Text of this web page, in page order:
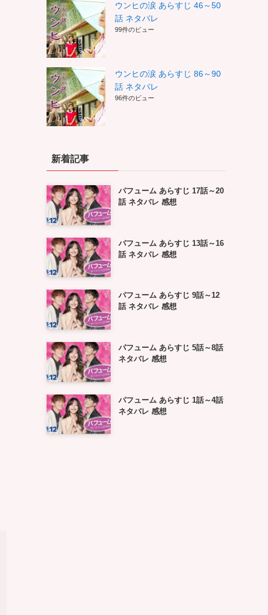
ウンヒの涙 あらすじ 46～50
話 ネタバレ
99件のビュー
ウンヒの涙 あらすじ 86～90
話 ネタバレ
96件のビュー
新着記事
パフューム あらすじ 17話～20
話 ネタバレ 感想
パフューム あらすじ 13話～16
話 ネタバレ 感想
パフューム あらすじ 9話～12
話 ネタバレ 感想
パフューム あらすじ 5話～8話
ネタバレ 感想
パフューム あらすじ 1話～4話
ネタバレ 感想